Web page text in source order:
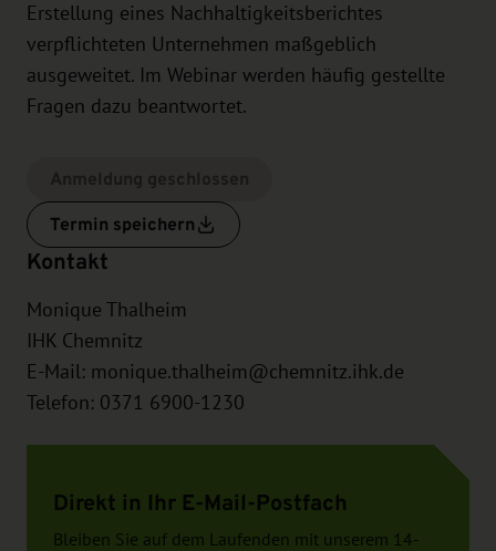
Erstellung eines Nachhaltigkeitsberichtes
verpflichteten Unternehmen maßgeblich
ausgeweitet. Im Webinar werden häufig gestellte
Fragen dazu beantwortet.
Termin speichern
Kontakt
Monique Thalheim
IHK Chemnitz
E-Mail: monique.thalheim@chemnitz.ihk.de
Telefon: 0371 6900-1230
Direkt in Ihr E-Mail-Postfach
Bleiben Sie auf dem Laufenden mit unserem 14-